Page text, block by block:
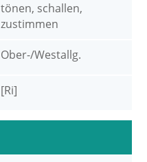
tönen, schallen,
zustimmen
Ober-/Westallg.
[Ri]